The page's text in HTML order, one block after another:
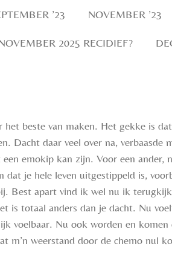
’23 NOVEMBER ’23
2025 RECIDIEF?
beste van maken. Het gekke is
Dacht daar veel over na, verbaasde
emokip kan zijn. Voor een ander,
je hele leven uitgestippeld is,
Best apart vind ik wel nu ik
is totaal anders dan je dacht. Nu
voelbaar. Nu ook worden en
weerstand door de chemo nul